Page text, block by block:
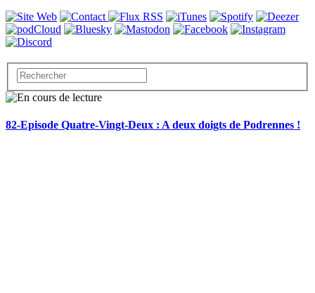
82-Episode Quatre-Vingt-Deux : A deux doigts de Podrennes !